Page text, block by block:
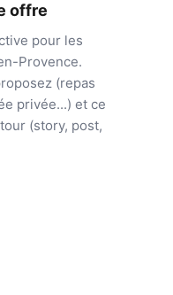
offre
pour les
Provence.
(repas
privée...) et ce
(story, post,